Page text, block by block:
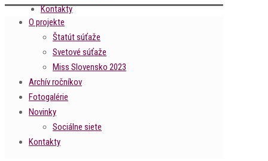
Kontakty
O projekte
Štatút súťaže
Svetové súťaže
Miss Slovensko 2023
Archív ročníkov
Fotogalérie
Novinky
Sociálne siete
Kontakty